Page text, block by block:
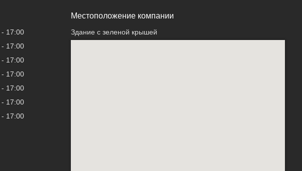
17:00
17:00
17:00
17:00
17:00
17:00
17:00
Местоположение компании
Здание с зеленой крышей